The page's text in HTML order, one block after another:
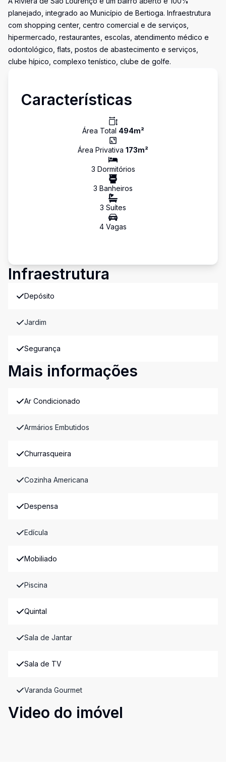
planejado, integrado ao Município de Bertioga. Infraestrutura
com shopping center, centro comercial e de serviços,
hipermercado, restaurantes, escolas, atendimento médico e
odontológico, flats, postos de abastecimento e serviços,
clube hípico, complexo tenístico, clube de golfe.
Características
Área Total 494m²
Área Privativa 173m²
3 Dormitórios
3 Banheiros
3 Suítes
4 Vagas
Infraestrutura
Depósito
Jardim
Segurança
Mais informações
Ar Condicionado
Armários Embutidos
Churrasqueira
Cozinha Americana
Despensa
Edícula
Mobiliado
Piscina
Quintal
Sala de Jantar
Sala de TV
Varanda Gourmet
Video do imóvel